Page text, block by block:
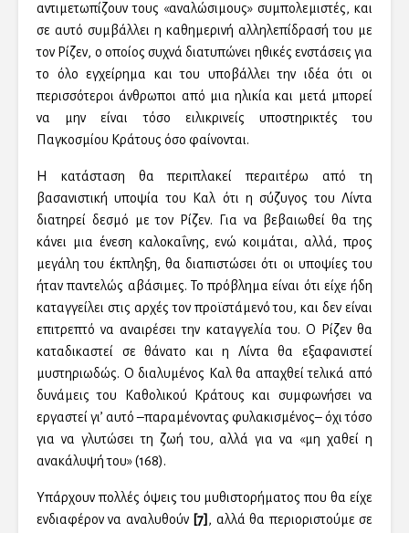
αντιμετωπίζουν τους «αναλώσιμους» συμπολεμιστές, και
σε αυτό συμβάλλει η καθημερινή αλληλεπίδρασή του με
τον Ρίζεν, ο οποίος συχνά διατυπώνει ηθικές ενστάσεις για
το όλο εγχείρημα και του υποβάλλει την ιδέα ότι οι
περισσότεροι άνθρωποι από μια ηλικία και μετά μπορεί
να μην είναι τόσο ειλικρινείς υποστηρικτές του
Παγκοσμίου Κράτους όσο φαίνονται.
Η κατάσταση θα περιπλακεί περαιτέρω από τη
βασανιστική υποψία του Καλ ότι η σύζυγος του Λίντα
διατηρεί δεσμό με τον Ρίζεν. Για να βεβαιωθεί θα της
κάνει μια ένεση καλοκαΐνης, ενώ κοιμάται, αλλά, προς
μεγάλη του έκπληξη, θα διαπιστώσει ότι οι υποψίες του
ήταν παντελώς αβάσιμες. Το πρόβλημα είναι ότι είχε ήδη
καταγγείλει στις αρχές τον προϊστάμενό του, και δεν είναι
επιτρεπτό να αναιρέσει την καταγγελία του. Ο Ρίζεν θα
καταδικαστεί σε θάνατο και η Λίντα θα εξαφανιστεί
μυστηριωδώς. Ο διαλυμένος Καλ θα απαχθεί τελικά από
δυνάμεις του Καθολικού Κράτους και συμφωνήσει να
εργαστεί γι’ αυτό –παραμένοντας φυλακισμένος– όχι τόσο
για να γλυτώσει τη ζωή του, αλλά για να «μη χαθεί η
ανακάλυψή του» (168).
Υπάρχουν πολλές όψεις του μυθιστορήματος που θα είχε
ενδιαφέρον να αναλυθούν [7] , αλλά θα περιοριστούμε σε